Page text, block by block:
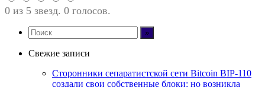
0 из 5 звезд. 0 голосов.
Свежие записи
Сторонники сепаратистской сети Bitcoin BIP-110
создали свои собственные блоки: но возникла